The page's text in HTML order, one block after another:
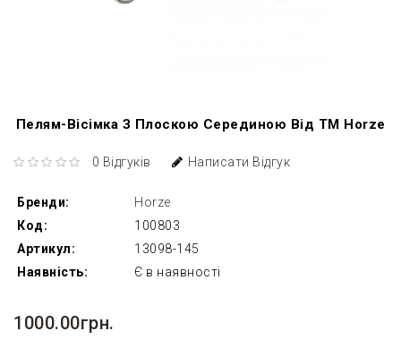
Пелям-Вісімка З Плоскою Серединою Від ТМ Horze
0 Відгуків Написати Відгук
Бренди:
Horze
Код:
100803
Артикул:
13098-145
Наявність:
Є в наявності
1000.00грн.